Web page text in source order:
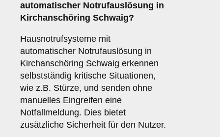
automatischer Notrufauslösung in
Kirchanschöring Schwaig?
Hausnotrufsysteme mit
automatischer Notrufauslösung in
Kirchanschöring Schwaig erkennen
selbstständig kritische Situationen,
wie z.B. Stürze, und senden ohne
manuelles Eingreifen eine
Notfallmeldung. Dies bietet
zusätzliche Sicherheit für den Nutzer.